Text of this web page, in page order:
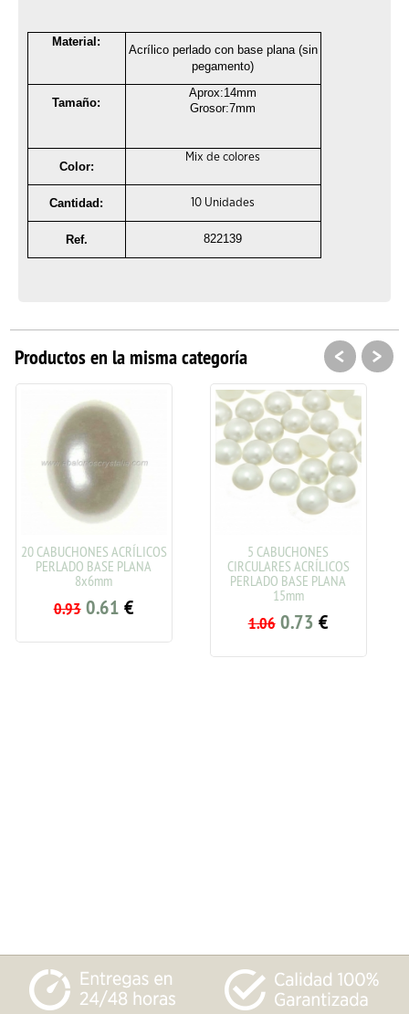
Material:
Acrílico perlado con base plana (sin
pegamento)
Tamaño:
Aprox:14mm
Grosor:7mm
Color:
Mix de colores
Cantidad: 10 Unidades
Ref. 822139
Productos en la misma categoría
5 CABUCHONES
CIRCULARES ACRÍLICOS
PERLADO BASE PLANA
10 CABUCHONES
PERLADO BASE PLANA
10x8mm
< >